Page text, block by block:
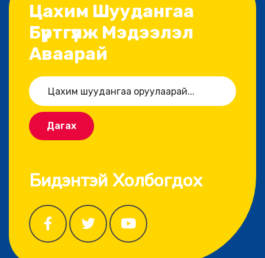
Цахим Шуудангаа
Бүртгүүлж Мэдээлэл
Аваарай
Дагах
Бидэнтэй Холбогдох